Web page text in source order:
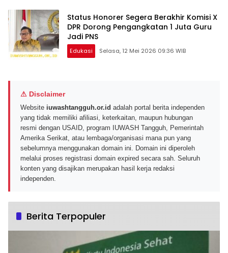
Status Honorer Segera Berakhir Komisi X
DPR Dorong Pengangkatan 1 Juta Guru
Jadi PNS
Edukasi Selasa, 12 Mei 2026 09:36 WIB
⚠ Disclaimer
Website iuwashtangguh.or.id adalah portal berita independen
yang tidak memiliki afiliasi, keterkaitan, maupun hubungan
resmi dengan USAID, program IUWASH Tangguh, Pemerintah
Amerika Serikat, atau lembaga/organisasi mana pun yang
sebelumnya menggunakan domain ini. Domain ini diperoleh
melalui proses registrasi domain expired secara sah. Seluruh
konten yang disajikan merupakan hasil kerja redaksi
independen.
Berita Terpopuler